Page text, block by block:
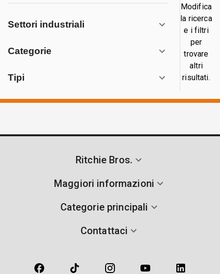
Settori industriali
Categorie
Tipi
Modifica
la ricerca
e i filtri
per
trovare
altri
risultati.
Ritchie Bros.
Maggiori informazioni
Categorie principali
Contattaci